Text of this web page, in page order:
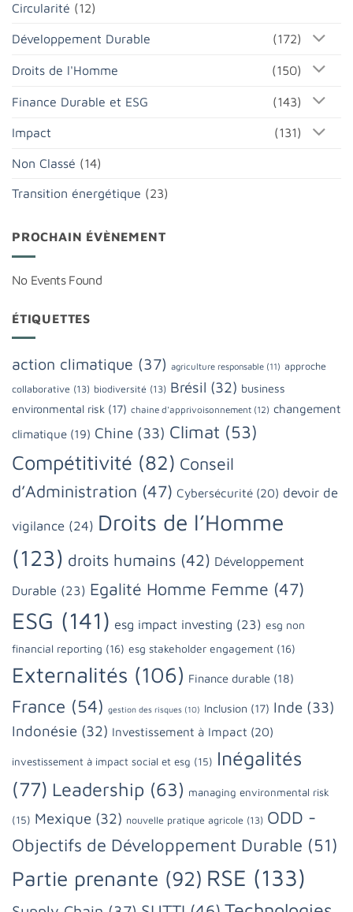
Circularité (12)
Développement Durable (172)
Droits de l'Homme (150)
Finance Durable et ESG (143)
Impact (131)
Non Classé (14)
Transition énergétique (23)
PROCHAIN ÉVÈNEMENT
No Events Found
ÉTIQUETTES
action climatique (37) agriculture responsable (11) approche
collaborative (13) biodiversité (13) Brésil (32) business
environmental risk (17) chaine d'apprivoisonnement (12) changement
climatique (19) Chine (33) Climat (53)
Compétitivité (82) Conseil
d’Administration (47) Cybersécurité (20) devoir de
vigilance (24) Droits de l’Homme
(123) droits humains (42) Développement
Durable (23) Egalité Homme Femme (47)
ESG (141) esg impact investing (23) esg non
financial reporting (16) esg stakeholder engagement (16)
Externalités (106) Finance durable (18)
France (54) gestion des risques (10) Inclusion (17) Inde (33)
Indonésie (32) Investissement à Impact (20)
investissement à impact social et esg (15) Inégalités
(77) Leadership (63) managing environmental risk
(15) Mexique (32) nouvelle pratique agricole (13) ODD -
Objectifs de Développement Durable (51)
Partie prenante (92) RSE (133)